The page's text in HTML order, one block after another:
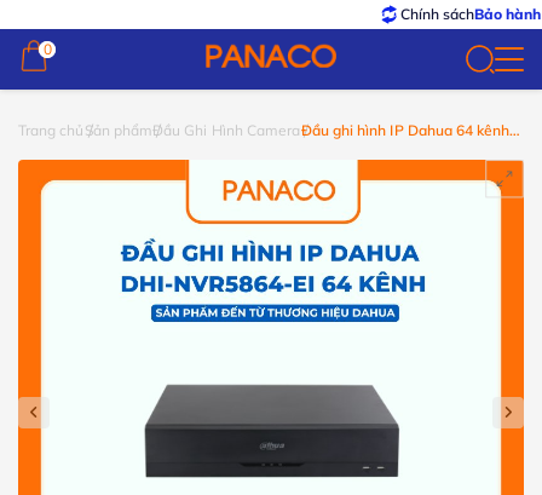
Chính sáchBảo hành –
0
0
Trang chủ Sản phẩmĐầu Ghi Hình CameraĐầu ghi hình IP Dahua 64 kênh